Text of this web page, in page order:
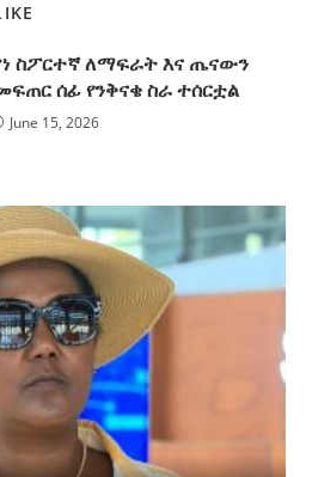
ስፖርተኛ ለማፍራት እና ጤናውን
ሰፊ የንቅናቄ ስራ ተሰርቷል
June 15, 2026